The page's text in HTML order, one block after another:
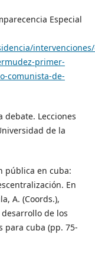
Especial
primer-
comunista-de-
debate. Lecciones
de la
pública en cuba:
En
A. (Coords.),
de los
para cuba (pp. 75-